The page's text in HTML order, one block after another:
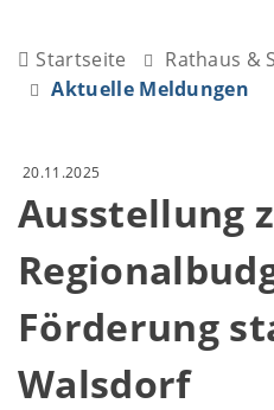
Startseite
Rathaus &
Aktuelle Meldungen
20.11.2025
Ausstellung
Förderung
Walsdorf